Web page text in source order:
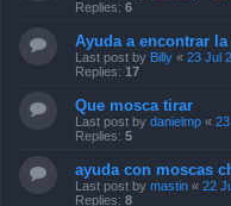
Replies: 6
Ayuda a encontrar
Last post by Billy « 23 Jul
Replies: 17
Que mosca tirar
Last post by danielmp «
Replies: 5
ayuda con moscas
Last post by mastin « 22
Replies: 8